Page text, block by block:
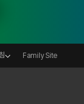
Family Site